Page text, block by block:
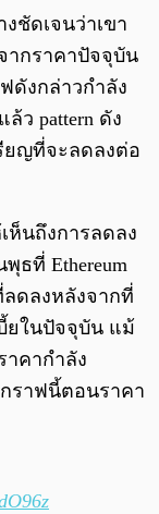
ชัดเจนว่าเขา
ากราคาปัจจุบัน
ดังกล่าวกำลัง
ล้ว pattern ดัง
ยญที่จะลดลงต่อ
ห็นถึงการลดลง
ธที่ Ethereum
ดลงหลังจากที่
ยในปัจจุบัน แม้
าคากำลัง
กราฟนี้ตอนราคา